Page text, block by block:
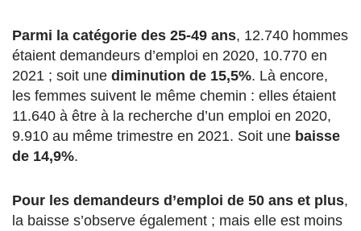
Parmi la catégorie des 25-49 ans, 12.740 hommes
étaient demandeurs d’emploi en 2020, 10.770 en
2021 ; soit une diminution de 15,5%. Là encore,
les femmes suivent le même chemin : elles étaient
11.640 à être à la recherche d’un emploi en 2020,
9.910 au même trimestre en 2021. Soit une baisse
de 14,9%.
Pour les demandeurs d’emploi de 50 ans et plus,
la baisse s’observe également ; mais elle est moins